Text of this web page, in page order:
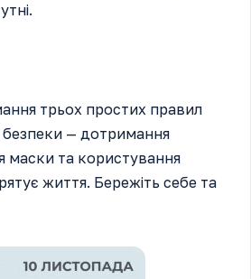
трьох простих правил
безпеки — дотримання
маски та користування
життя. Бережіть себе та